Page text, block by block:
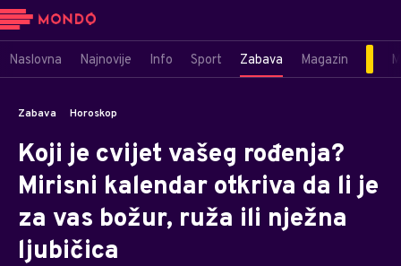
Naslovna Najnovije Info Sport Zabava Magazin
Zabava Horoskop
Koji je cvijet vašeg rođenja?
Mirisni kalendar otkriva da li je
za vas božur, ruža ili nježna
ljubičica